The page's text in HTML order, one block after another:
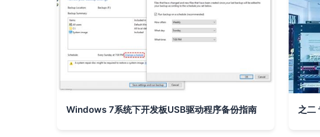
Windows 7系统下开发板USB驱动程序备份指南 之二